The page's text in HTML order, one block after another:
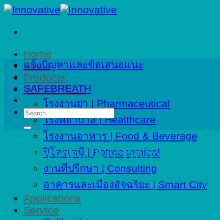
Skip
content
Home
About
Products
INDUSTRIES
โรงงานยา | Pharmaceutical
โรงพยาบาล | Healthcare
โรงงานอาหาร | Food & Beverage
ปิโตรเคมี | Petrochemical
งานที่ปรึกษา | Consulting
อาคารและเมืองอัจฉริยะ | Smart City
Applications
Service
แจ้งปัญหาและข้อเสนอแนะ
SAFEBREATH
Search
for:
Category Archives: